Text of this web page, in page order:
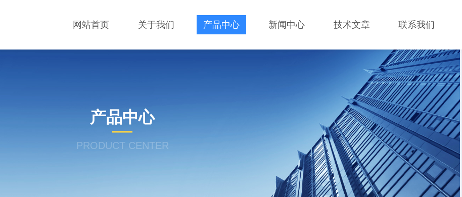
网站首页 关于我们 产品中心 新闻中心 技术文章 联系我们
产品中心
PRODUCT CENTER